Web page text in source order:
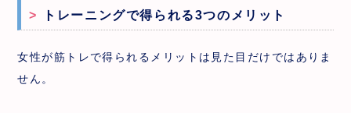
トレーニングで得られる3つのメリット
女性が筋トレで得られるメリットは見た目だけではありま
せん。